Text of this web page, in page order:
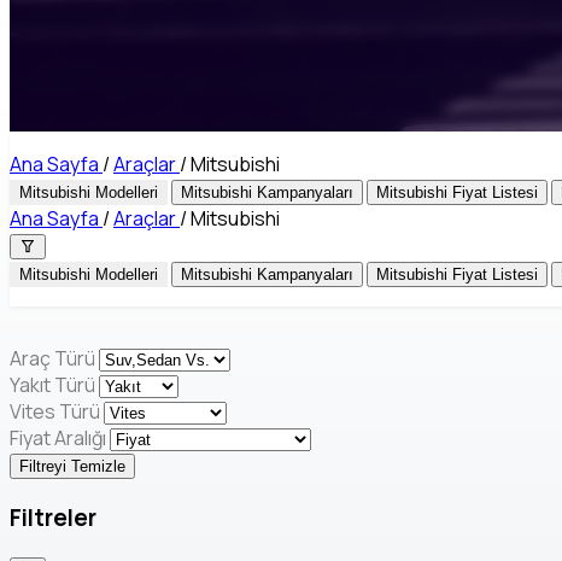
Ana Sayfa /Araçlar/Mitsubishi
Mitsubishi Modelleri Mitsubishi Kampanyaları Mitsubishi Fiyat Listesi
Ana Sayfa /Araçlar/Mitsubishi
Mitsubishi Modelleri Mitsubishi Kampanyaları Mitsubishi Fiyat Listesi
Araç Türü
Yakıt Türü
Vites Türü
Fiyat Aralığı
Filtreyi Temizle
Filtreler